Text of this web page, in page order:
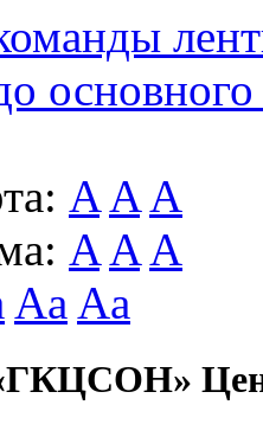
основного
A A A
A A A
Aa Aa